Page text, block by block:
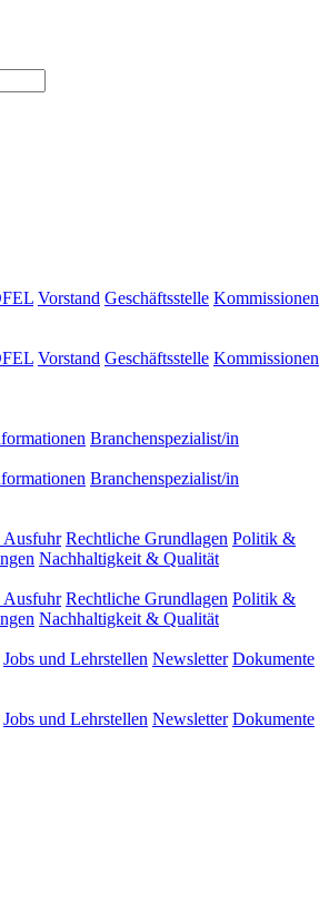
Vorstand Geschäftsstelle Kommissionen
Vorstand Geschäftsstelle Kommissionen
Branchenspezialist/in
Branchenspezialist/in
Ausfuhr Rechtliche Grundlagen Politik &
Nachhaltigkeit & Qualität
Ausfuhr Rechtliche Grundlagen Politik &
Nachhaltigkeit & Qualität
Jobs und Lehrstellen Newsletter Dokumente
Jobs und Lehrstellen Newsletter Dokumente